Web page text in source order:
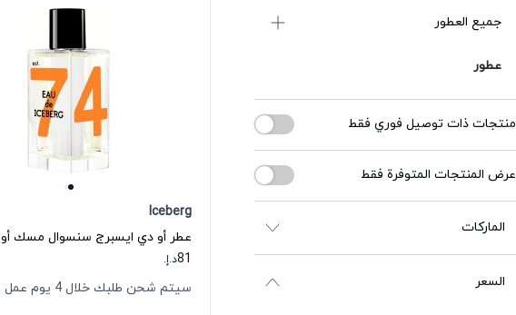
جميع العطور
عطور
منتجات ذات توصيل فوري فقط
عرض المنتجات المتوفرة فقط
الماركات
السعر
Iceberg
81د.إ.
سيتم شحن طلبك خلال 4 يوم عمل